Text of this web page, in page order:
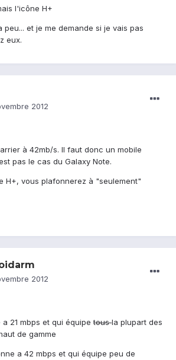
l'icône H+
peu... et je me demande si je vais pas
eux.
2012
à 42mb/s. Il faut donc un mobile
pas le cas du Galaxy Note.
H+, vous plafonnerez à "seulement"
2012
21 mbps et qui équipetousla plupart des
de gamme
a 42 mbps et qui équipe peu de